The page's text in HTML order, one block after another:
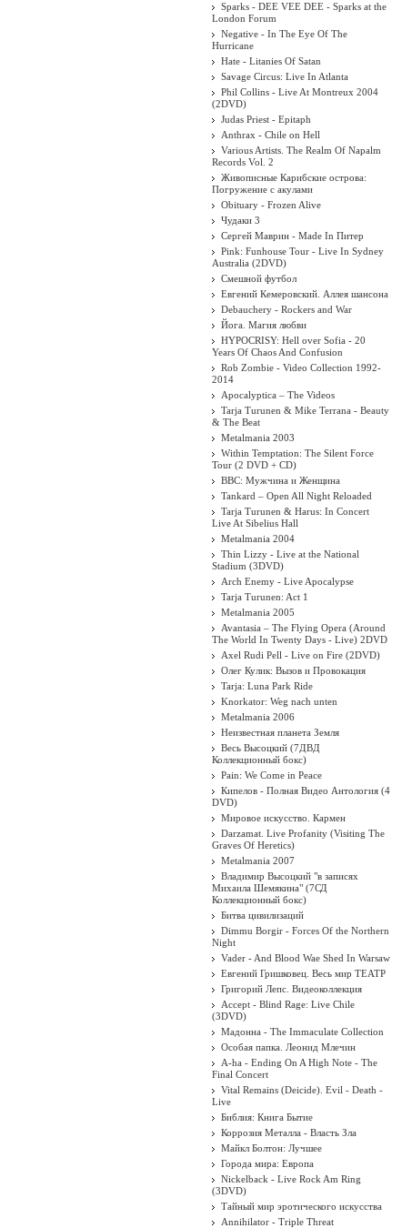
Sparks - DEE VEE DEE - Sparks at the
London Forum
Negative - In The Eye Of The
Hurricane
Hate - Litanies Of Satan
Savage Circus: Live In Atlanta
Phil Collins - Live At Montreux 2004
(2DVD)
Judas Priest - Epitaph
Anthrax - Chile on Hell
Various Artists. The Realm Of Napalm
Records Vol. 2
Живописные Карибские острова:
Погружение с акулами
Obituary - Frozen Alive
Чудаки 3
Сергей Маврин - Made In Питер
Pink: Funhouse Tour - Live In Sydney
Australia (2DVD)
Смешной футбол
Евгений Кемеровский. Аллея шансона
Debauchery - Rockers and War
Йога. Магия любви
HYPOCRISY: Hell over Sofia - 20
Years Of Chaos And Confusion
Rob Zombie - Video Collection 1992-
2014
Apocalyptica ‎– The Videos
Tarja Turunen & Mike Terrana - Beauty
& The Beat
Metalmania 2003
Within Temptation: The Silent Force
Tour (2 DVD + CD)
BBC: Мужчина и Женщина
Tankard – Open All Night Reloaded
Tarja Turunen & Harus: In Concert
Live At Sibelius Hall
Metalmania 2004
Thin Lizzy - Live at the National
Stadium (3DVD)
Arch Enemy - Live Apocalypse
Tarja Turunen: Act 1
Metalmania 2005
Avantasia – The Flying Opera (Around
The World In Twenty Days - Live) 2DVD
Axel Rudi Pell - Live on Fire (2DVD)
Олег Кулик: Вызов и Провокация
Tarja: Luna Park Ride
Knorkator: Weg nach unten
Metalmania 2006
Неизвестная планета Земля
Весь Высоцкий (7ДВД
Коллекционный бокс)
Pain: We Come in Peace
Кипелов - Полная Видео Антология (4
DVD)
Мировое искусство. Кармен
Darzamat. Live Profanity (Visiting The
Graves Of Heretics)
Metalmania 2007
Владимир Высоцкий "в записях
Михаила Шемякина" (7СД
Коллекционный бокс)
Битва цивилизаций
Dimmu Borgir - Forces Of the Northern
Night
Vader - And Blood Wae Shed In Warsaw
Евгений Гришковец. Весь мир ТЕАТР
Григорий Лепс. Видеоколлекция
Accept - Blind Rage: Live Chile
(3DVD)
Мадонна - The Immaculate Collection
Особая папка. Леонид Млечин
A-ha - Ending On A High Note - The
Final Concert
Vital Remains (Deicide). Evil - Death -
Live
Библия: Книга Бытие
Коррозия Металла - Власть Зла
Майкл Болтон: Лучшее
Города мира: Европа
Nickelback - Live Rock Am Ring
(3DVD)
Тайный мир эротического искусства
Annihilator - Triple Threat